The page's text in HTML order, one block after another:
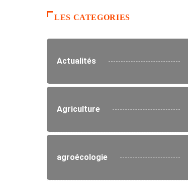
LES CATEGORIES
Actualités
Agriculture
agroécologie